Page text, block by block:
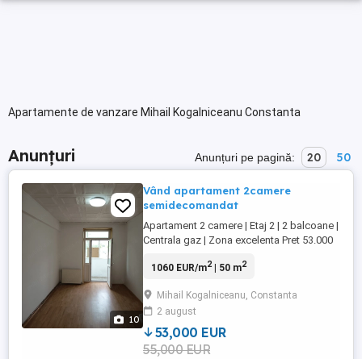
Apartamente de vanzare Mihail Kogalniceanu Constanta
Anunțuri Anunțuri pe pagină: 20 50
10
Vând apartament 2camere
semidecomandat
Apartament 2 camere | Etaj 2 | 2 balcoane |
Centrala gaz | Zona excelenta Pret 53.000
Vand apartament cu 2 camere
mp, situat la etajul 2 , amplasat într-o zona
linistita din Mihail Kogalniceanu, judetul
Constanta, vizavi ...
1060 EUR/m2| 50 m2
Mihail Kogalniceanu, Constanta
2 august
53,000 EUR
55,000 EUR